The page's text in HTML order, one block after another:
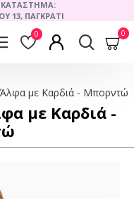
ΚΑΤΑΣΤΗΜΑ:
13, ΠΑΓΚΡΑΤΙ
0 0
με Καρδιά - Μπορντώ
με Καρδιά -